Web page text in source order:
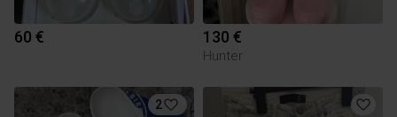
60 € 130 €
Hunter
2